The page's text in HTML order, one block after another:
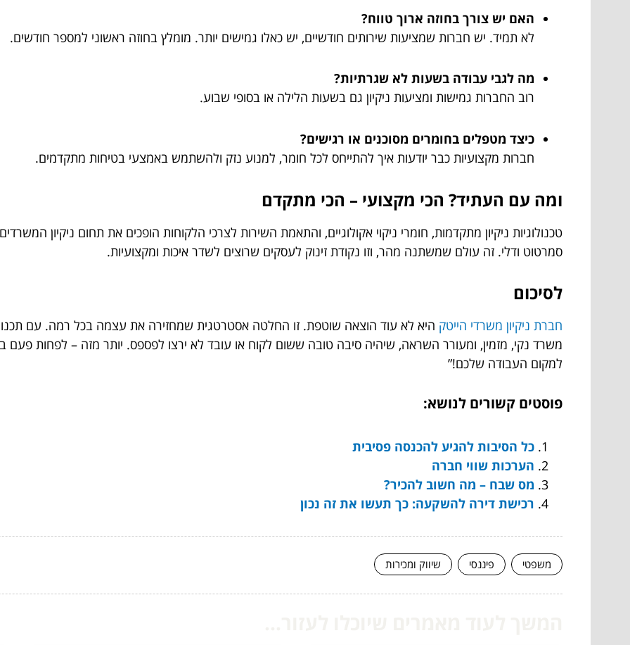
האם יש צורך בחוזה ארוך טווח?
לא תמיד. יש חברות שמציעות שירותים חודשיים, יש כאלו גמישים יותר. מומלץ בחוזה ראשוני למספר חודשים.
מה לגבי עבודה בשעות לא שגרתיות?
רוב החברות גמישות ומציעות ניקיון גם בשעות הלילה או בסופי שבוע.
כיצד מטפלים בחומרים מסוכנים או רגישים?
חברות מקצועיות כבר יודעות איך להתייחס לכל חומר, למנוע נזק ולהשתמש באמצעי בטיחות מתקדמים.
ומה עם העתיד? הכי מקצועי – הכי מתקדם
טכנולוגיות ניקיון מתקדמות, חומרי ניקוי אקולוגיים, והתאמת השירות לצרכי הלקוחות הופכים את תחום ניקיון
סמרטוט ודלי. זה עולם שמשתנה מהר, וזו נקודת זינוק לעסקים שרוצים לשדר איכות ומקצועיות.
לסיכום
חברת ניקיון משרדי הייטק היא לא עוד הוצאה שוטפת. זו החלטה אסטרטגית שמחזירה את עצמה בכל רמה. עם תכנון
משרד נקי, מזמין, ומעורר השראה, שיהיה סיבה טובה ששום לקוח או עובד לא ירצו לפספס. יותר מזה – לפחות פעם
למקום העבודה שלכם!”
פוסטים קשורים לנושא:
כל הסיבות להגיע להכנסה פסיבית
הערכות שווי חברה
מס שבח – מה חשוב להכיר?
רכישת דירה להשקעה: כך תעשו את זה נכון
משפטי פיננסי שיווק ומכירות